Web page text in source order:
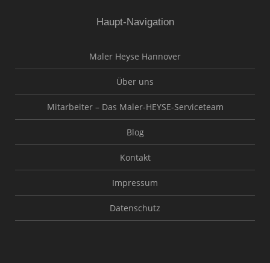
Haupt-Navigation
Maler Heyse Hannover
Über uns
Mitarbeiter – Das Maler-HEYSE-Serviceteam
Blog
Kontakt
Impressum
Datenschutz